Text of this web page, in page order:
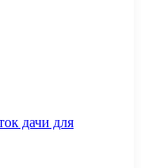
дачи для